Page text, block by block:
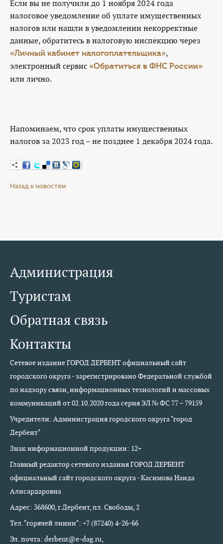
Если вы не получили до 1 ноября 2024 года
налоговое уведомление об уплате имущественных
налогов или нашли в уведомлении некорректные
данные, обратитесь в налоговую инспекцию через
«Личный кабинет налогоплательщика»,
электронный сервис «Обратиться в ФНС России»
или лично.
Напоминаем, что срок уплаты имущественных
налогов за 2023 год – не позднее 1 декабря 2024 года.
Назад к новостям
Администрация
Туристам
Обратная связь
Контакты
Сетевое издание ГОРОД ДЕРБЕНТ официальный сайт
городского округа - зарегистрировано Федеральной службой
по надзору связи, информационных технологий и массовых
коммуникаций от 02.10.2020 года серия ЭЛ № ФС 77 – 79159
Учредители: Администрация городского округа "город
Дербент"
Знак информационной продукции: 12+
Главный редактор сетевого издания ГОРОД ДЕРБЕНТ
официальный сайт городского округа - Касимова Наида
Алисардаровна
Адрес: 368600, г.Дербент, пл. Свободы, 2
Тел. "горячей линии": +7 (87240) 4-26-66
Эл. почта: derbent@e-dag.ru,